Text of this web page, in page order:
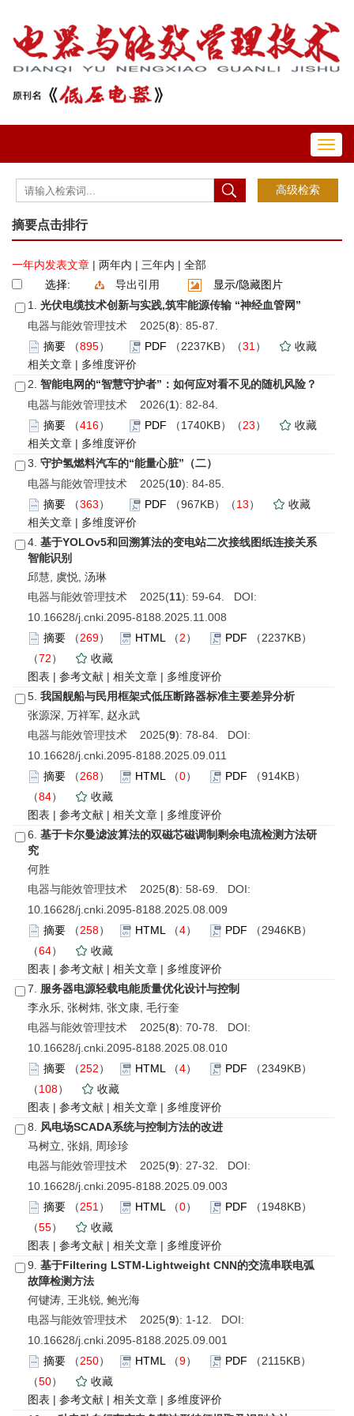
摘要点击排行
一年内发表文章 | 两年内 | 三年内 | 全部
选择:
导出引用
显示/隐藏图片
1. 光伏电缆技术创新与实践,筑牢能源传输 “神经血管网”
电器与能效管理技术 2025(8): 85-87.
摘要 （895） PDF （2237KB）（31 ）
收藏
相关文章 | 多维度评价
2. 智能电网的“智慧守护者”：如何应对看不见的随机风险？
电器与能效管理技术 2026(1): 82-84.
摘要 （416） PDF （1740KB）（23）
收藏
相关文章 | 多维度评价
3. 守护氢燃料汽车的“能量心脏”（二）
电器与能效管理技术 2025(10): 84-85.
摘要 （363） PDF （967KB）（13）
收藏
相关文章 | 多维度评价
4. 基于YOLOv5和回溯算法的变电站二次接线图纸连接关系
智能识别
邱慧, 虞悦, 汤琳
电器与能效管理技术 2025(11): 59-64. DOI:
10.16628/j.cnki.2095-8188.2025.11.008
摘要 （269） HTML （2） PDF （2237KB）
（72）
收藏
图表 | 参考文献 | 相关文章 | 多维度评价
5. 我国舰船与民用框架式低压断路器标准主要差异分析
张源深, 万祥军, 赵永武
电器与能效管理技术 2025(9): 78-84. DOI:
10.16628/j.cnki.2095-8188.2025.09.011
摘要 （268） HTML （0） PDF （914KB）
（84）
收藏
图表 | 参考文献 | 相关文章 | 多维度评价
6. 基于卡尔曼滤波算法的双磁芯磁调制剩余电流检测方法研
究
何胜
电器与能效管理技术 2025(8): 58-69. DOI:
10.16628/j.cnki.2095-8188.2025.08.009
摘要 （258） HTML （4） PDF （2946KB）
（64）
收藏
图表 | 参考文献 | 相关文章 | 多维度评价
7. 服务器电源轻载电能质量优化设计与控制
李永乐, 张树炜, 张文康, 毛行奎
电器与能效管理技术 2025(8): 70-78. DOI:
10.16628/j.cnki.2095-8188.2025.08.010
摘要 （252） HTML （4） PDF （2349KB）
（108）
收藏
图表 | 参考文献 | 相关文章 | 多维度评价
8.
风电场SCADA系统与控制方法的改进
马树立, 张娟, 周珍珍
电器与能效管理技术 2025(9): 27-32. DOI:
10.16628/j.cnki.2095-8188.2025.09.003
摘要 （251 ） HTML （0） PDF （1948KB）
（55）
收藏
图表 | 参考文献 | 相关文章 | 多维度评价
9. 基于Filtering LSTM-Lightweight CNN的交流串联电弧
故障检测方法
何键涛, 王兆锐, 鲍光海
电器与能效管理技术 2025(9): 1-12. DOI:
10.16628/j.cnki.2095-8188.2025.09.001
摘要 （250） HTML （9） PDF （2115KB）
（50）
收藏
图表 | 参考文献 | 相关文章 | 多维度评价